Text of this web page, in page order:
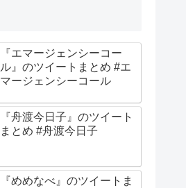
『エマージェンシーコー
ル』のツイートまとめ #エ
マージェンシーコール
『舟渡今日子』のツイート
まとめ #舟渡今日子
『めめなべ』のツイートま